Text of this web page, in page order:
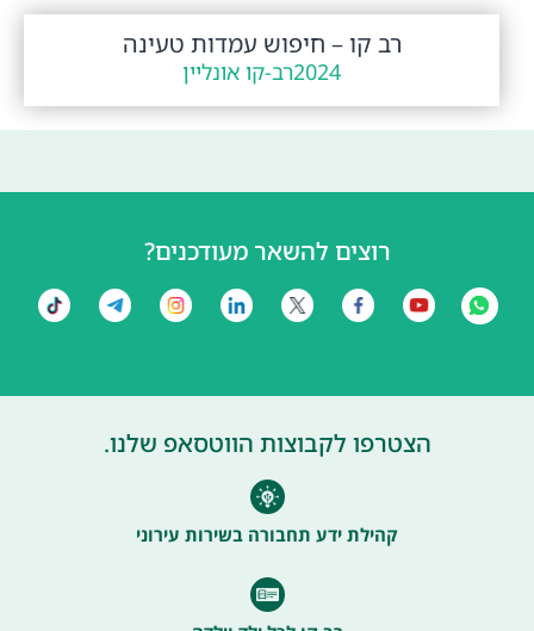
רב קו – חיפוש עמדות טעינה
2024רב-קו אונליין
רוצים להשאר מעודכנים?
הצטרפו לקבוצות הווטסאפ שלנו.
קהילת ידע תחבורה בשירות עירוני